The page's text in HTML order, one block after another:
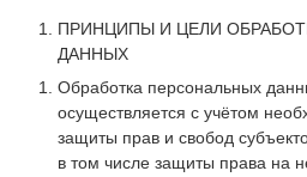
ПРИНЦИПЫ И ЦЕЛИ
ДАННЫХ
Обработка персональных
осуществляется с учётом
защиты прав и свобод
в том числе защиты права на